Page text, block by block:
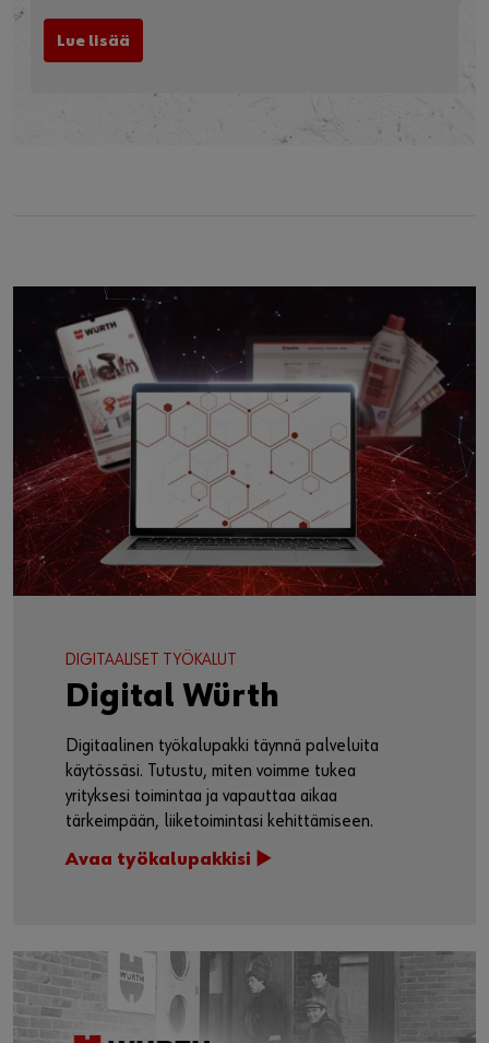
Lue lisää
DIGITAALISET TYÖKALUT
Digital Würth
Digitaalinen työkalupakki täynnä palveluita
käytössäsi. Tutustu, miten voimme tukea
yrityksesi toimintaa ja vapauttaa aikaa
tärkeimpään, liiketoimintasi kehittämiseen.
Avaa työkalupakkisi ►